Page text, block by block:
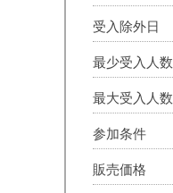
受入除外日
最少受入人数
最大受入人数
参加条件
販売価格